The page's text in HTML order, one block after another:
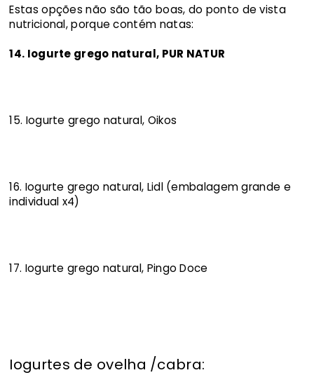
Estas opções não são tão boas, do ponto de vista
nutricional, porque contém natas:
14. Iogurte grego natural, PUR NATUR
15. Iogurte grego natural, Oikos
16. Iogurte grego natural, Lidl (embalagem grande e
individual x4)
17. Iogurte grego natural, Pingo Doce
Iogurtes de ovelha /cabra: